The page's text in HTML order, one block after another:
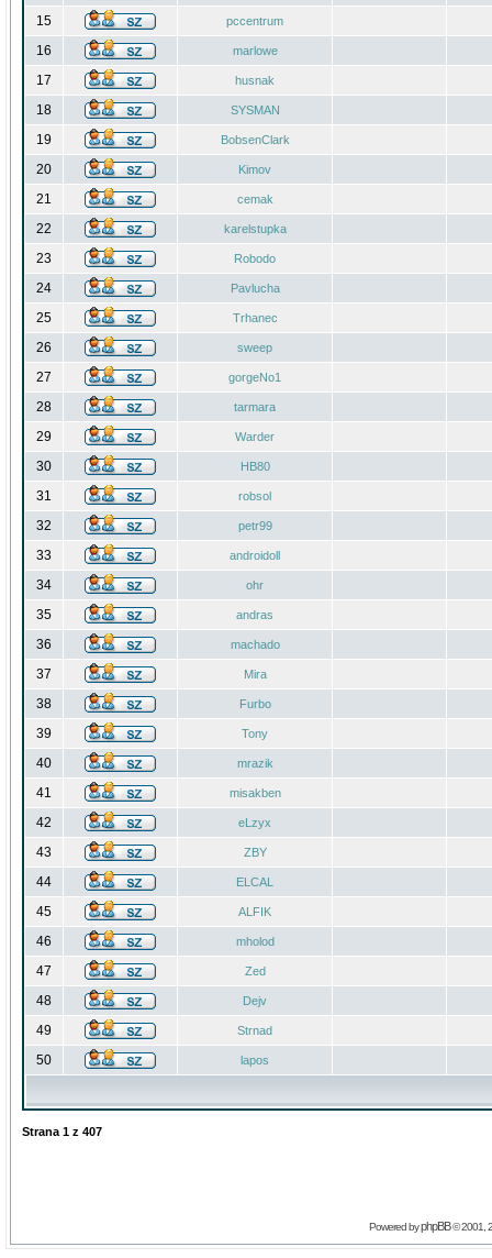
15 pccentrum
16 marlowe
17 husnak
18 SYSMAN
19 BobsenClark
20 Kimov
21 cemak
22 karelstupka
23 Robodo
24 Pavlucha
25 Trhanec
26 sweep
27 gorgeNo1
28 tarmara
29 Warder
30 HB80
31 robsol
32 petr99
33 androidoll
34 ohr
35 andras
36 machado
37 Mira
38 Furbo
39 Tony
40 mrazik
41 misakben
42 eLzyx
43 ZBY
44 ELCAL
45 ALFIK
46 mholod
47 Zed
48 Dejv
49 Strnad
50 lapos
Strana 1 z 407
Powered byphpBB© 2001,